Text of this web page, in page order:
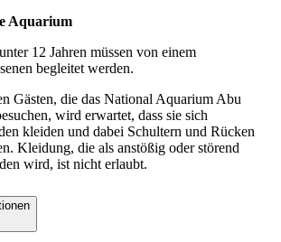
Aquarium
12 Jahren müssen von einem
begleitet werden.
Gästen, die das National Aquarium Abu
wird erwartet, dass sie sich
kleiden und dabei Schultern und Rücken
Kleidung, die als anstößig oder störend
wird, ist nicht erlaubt.